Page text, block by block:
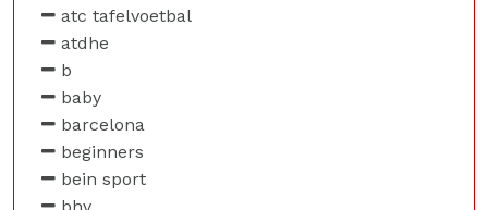
atc tafelvoetbal
atdhe
b
baby
barcelona
beginners
bein sport